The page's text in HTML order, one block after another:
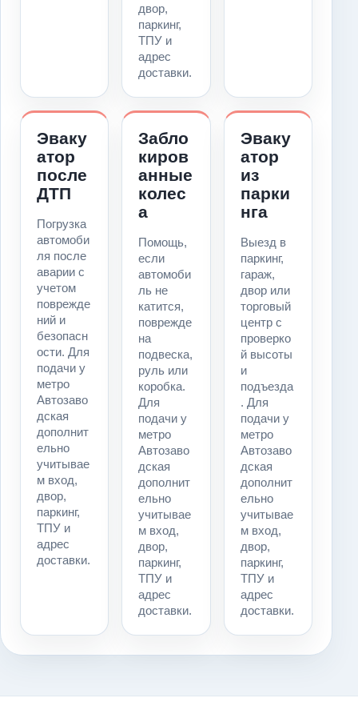
двор,
паркинг,
ТПУ и
адрес
доставки.
Эваку
атор
после
ДТП
Погрузка
автомоби
ля после
аварии с
учетом
поврежде
ний и
безопасн
ости. Для
подачи у
метро
Автозаво
дская
дополнит
ельно
учитывае
м вход,
двор,
паркинг,
ТПУ и
адрес
доставки.
Забло
киров
анные
колес
а
Помощь,
если
автомоби
ль не
катится,
поврежде
на
подвеска,
руль или
коробка.
Для
подачи у
метро
Автозаво
дская
дополнит
ельно
учитывае
м вход,
двор,
паркинг,
ТПУ и
адрес
доставки.
Эваку
атор
из
парки
нга
Выезд в
паркинг,
гараж,
двор или
торговый
центр с
проверко
й высоты
и
подъезда
. Для
подачи у
метро
Автозаво
дская
дополнит
ельно
учитывае
м вход,
двор,
паркинг,
ТПУ и
адрес
доставки.